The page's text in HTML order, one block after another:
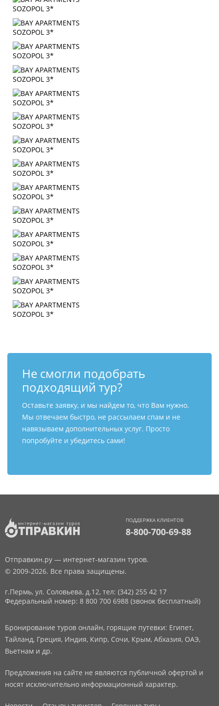
Не смогли подобрать
подходящий тур?
Оставьте заявку, и мы найдем то, что Вам нужно.
Мы отвечаем быстро, не рассылаем спам и не
навязываем дополнительных услуг. Просто
попробуйте и убедитесь сами!
ПОДДЕРЖКА КЛИЕНТОВ
8-800-700-69-88
Отправкин.ру — интернет-магазин туров.
© 2009-2026. Все права защищены.
г.Пермь, ул. Соловьева, д.12, тел: (342) 255 42 17
Федеральный номер: 8 800 700 6988 (звонок бесплатный)
Бронирование туров онлайн, горящие путевки: Египет,
Тайланд, Греция, Индия, Кипр, Сочи, Крым, Абхазия, ОАЭ,
Вьетнам и др.
Предложения на сайте не являются публичной офертой и
носят исключительно информационный характер.